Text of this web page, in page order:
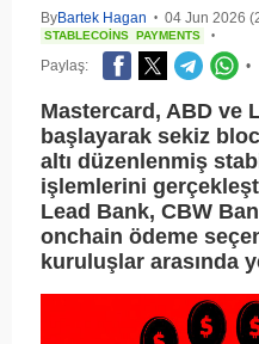
ByBartek Hagan • 04 Jun 2026
STABLECOINS PAYMENTS •
Paylaş: •
Mastercard, ABD ve
başlayarak sekiz
altı düzenlenmiş
işlemlerini
Lead Bank, CBW
onchain ödeme
kuruluşlar arasında